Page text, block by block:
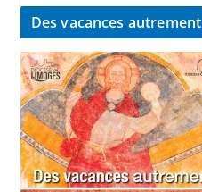
Des vacances autrement